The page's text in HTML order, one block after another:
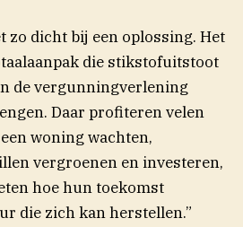
zo dicht bij een oplossing. Het
die stikstofuitstoot
de vergunningverlening
Daar profiteren velen
woning wachten,
vergroenen en investeren,
hoe hun toekomst
die zich kan herstellen.”